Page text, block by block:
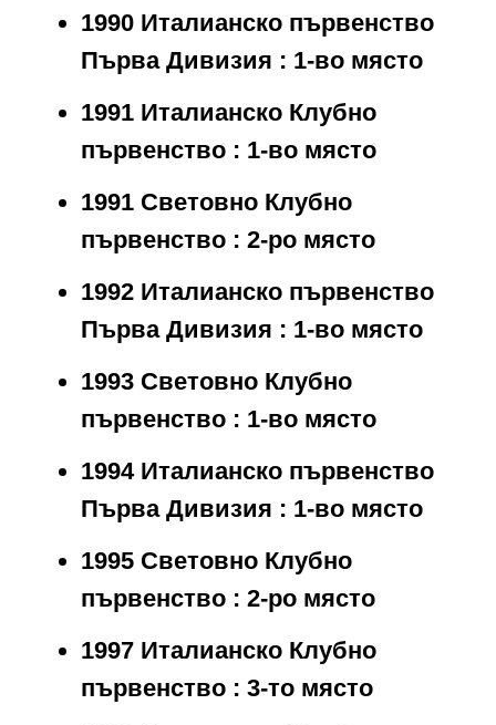
1990 Италианско първенство
Първа Дивизия : 1-во място
1991 Италианско Клубно
първенство : 1-во място
1991 Световно Клубно
първенство : 2-ро място
1992 Италианско първенство
Първа Дивизия : 1-во място
1993 Световно Клубно
първенство : 1-во място
1994 Италианско първенство
Първа Дивизия : 1-во място
1995 Световно Клубно
първенство : 2-ро място
1997 Италианско Клубно
първенство : 3-то място